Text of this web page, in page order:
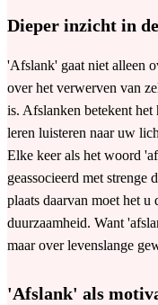
Dieper inzicht in
'Afslank' gaat niet alleen
over het verwerven van
is. Afslanken betekent
leren luisteren naar uw
Elke keer als het woord
geassocieerd met strenge
plaats daarvan moet het
duurzaamheid. Want
maar over levenslange
'Afslank' als